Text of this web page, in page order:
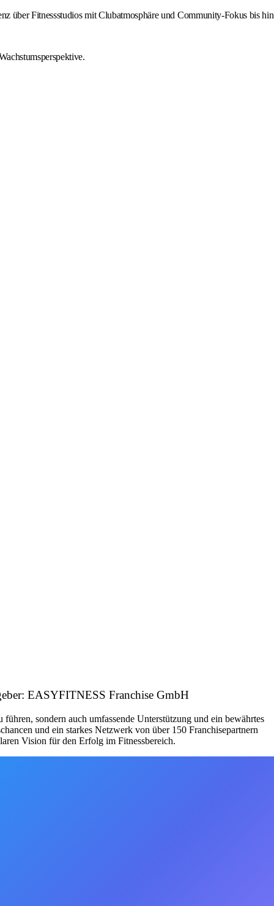
über Fitnessstudios mit Clubatmosphäre und Community-Fokus bis hin
EASYFITNESS Franchise GmbH
sondern auch umfassende Unterstützung und ein bewährtes
und ein starkes Netzwerk von über 150 Franchisepartnern
Vision für den Erfolg im Fitnessbereich.